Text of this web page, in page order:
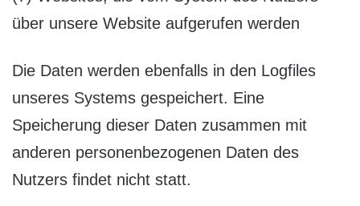
über unsere Website aufgerufen werden
Die Daten werden ebenfalls in den Logfiles
unseres Systems gespeichert. Eine
Speicherung dieser Daten zusammen mit
anderen personenbezogenen Daten des
Nutzers findet nicht statt.